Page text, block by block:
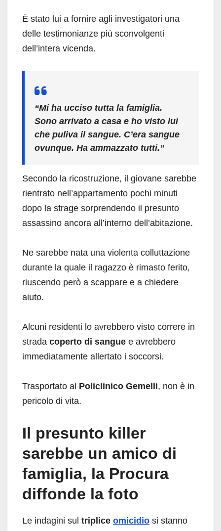
È stato lui a fornire agli investigatori una
delle testimonianze più sconvolgenti
dell’intera vicenda.
“Mi ha ucciso tutta la famiglia.
Sono arrivato a casa e ho visto lui
che puliva il sangue. C’era sangue
ovunque. Ha ammazzato tutti.”
Secondo la ricostruzione, il giovane sarebbe
rientrato nell’appartamento pochi minuti
dopo la strage sorprendendo il presunto
assassino ancora all’interno dell’abitazione.
Ne sarebbe nata una violenta colluttazione
durante la quale il ragazzo è rimasto ferito,
riuscendo però a scappare e a chiedere
aiuto.
Alcuni residenti lo avrebbero visto correre in
strada coperto di sangue e avrebbero
immediatamente allertato i soccorsi.
Trasportato al Policlinico Gemelli, non è in
pericolo di vita.
Il presunto killer
sarebbe un amico di
famiglia, la Procura
diffonde la foto
Le indagini sul triplice omicidio si stanno